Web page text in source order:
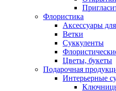
Флористика
Аксессуары
Ветки
Суккуленты
Цветы, букеты
Подарочная
Интерьерные